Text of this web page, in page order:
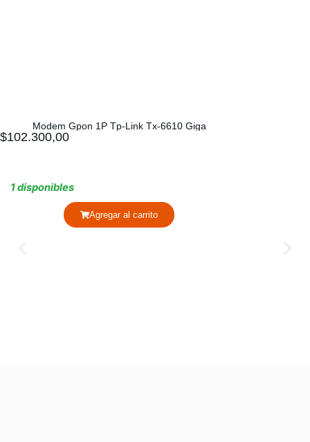
Modem Gpon 1P Tp-Link Tx-6610 Giga
$102.300,00
1 disponibles
Agregar al carrito